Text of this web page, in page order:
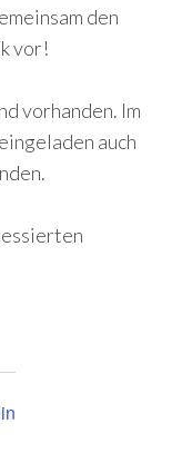
den
vor!
vorhanden. Im
auch